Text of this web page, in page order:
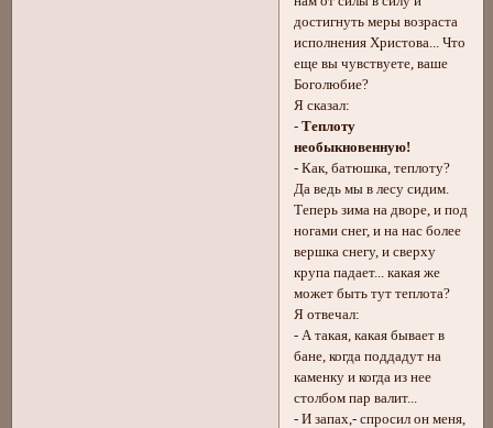
достигнуть меры возраста
исполнения Христова... Что
еще вы чувствуете, ваше
Боголюбие?
Я сказал:
- Теплоту
необыкновенную!
- Как, батюшка, теплоту?
Да ведь мы в лесу сидим.
Теперь зима на дворе, и под
ногами снег, и на нас более
вершка снегу, и сверху
крупа падает... какая же
может быть тут теплота?
Я отвечал:
- А такая, какая бывает в
бане, когда поддадут на
каменку и когда из нее
столбом пар валит...
- И запах,- спросил он меня,